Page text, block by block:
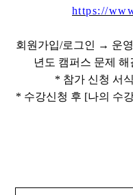
https://
회원가입/로그인 → 운
년도 캠퍼스 문제
* 참가 신청 서
* 수강신청 후 [나의 수